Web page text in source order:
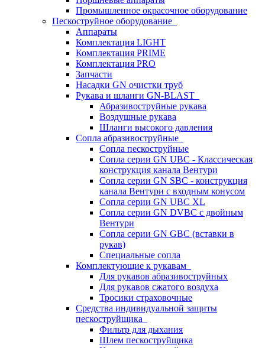
Промышленное окрасочное оборудование
Пескоструйное оборудование
Аппараты
Комплектация LIGHT
Комплектация PRIME
Комплектация PRO
Запчасти
Насадки GN очистки труб
Рукава и шланги GN-BLAST
Абразивоструйные рукава
Воздушные рукава
Шланги высокого давления
Сопла абразивоструйные
Сопла пескоструйные
Сопла серии GN UBC - Классическая
конструкция канала Вентури
Сопла серии GN SBC - конструкция
канала Вентури c входным конусом
Сопла серии GN UBC XL
Сопла серии GN DVBC с двойным
Вентури
Сопла серии GN GBC (вставки в
рукав)
Специальные сопла
Комплектующие к рукавам
Для рукавов абразивоструйных
Для рукавов сжатого воздуха
Тросики страховочные
Средства индивидуальной защиты
пескоструйщика
Фильтр для дыхания
Шлем пескоструйщика